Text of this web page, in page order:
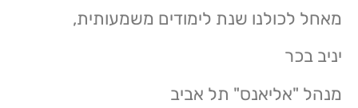
מאחל לכולנו שנת לימודים משמעותית,
יניב בכר
מנהל "אליאנס" תל אביב